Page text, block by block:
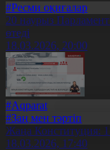
#Ресми оқиғалар
20 наурыз
өтеді
18.03.2026, 20:00
#Aqparat
#Заң мен тәртіп
Жаңа Конституция: 1
18.03.2026, 17:40